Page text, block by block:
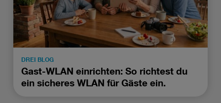
DREI BLOG
Gast-WLAN einrichten: So richtest du
ein sicheres WLAN für Gäste ein.